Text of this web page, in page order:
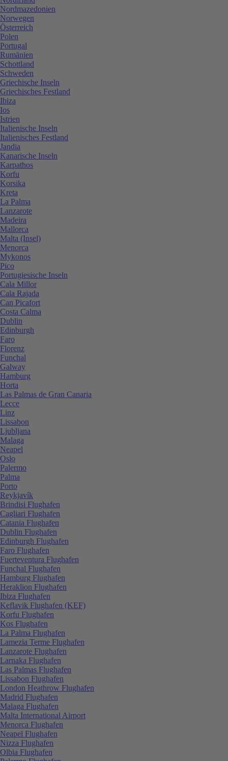
Nordmazedonien
Norwegen
Österreich
Polen
Portugal
Rumänien
Schottland
Schweden
Griechische Inseln
Griechisches Festland
Ibiza
Ios
Istrien
Italienische Inseln
Italienisches Festland
Jandia
Kanarische Inseln
Karpathos
Korfu
Korsika
Kreta
La Palma
Lanzarote
Madeira
Mallorca
Malta (Insel)
Menorca
Mykonos
Pico
Portugiesische Inseln
Cala Millor
Cala Rajada
Can Picafort
Costa Calma
Dublin
Edinburgh
Faro
Florenz
Funchal
Galway
Hamburg
Horta
Las Palmas de Gran Canaria
Lecce
Linz
Lissabon
Ljubljana
Malaga
Neapel
Oslo
Palermo
Palma
Porto
Reykjavík
Brindisi Flughafen
Cagliari Flughafen
Catania Flughafen
Dublin Flughafen
Edinburgh Flughafen
Faro Flughafen
Fuerteventura Flughafen
Funchal Flughafen
Hamburg Flughafen
Heraklion Flughafen
Ibiza Flughafen
Keflavik Flughafen (KEF)
Korfu Flughafen
Kos Flughafen
La Palma Flughafen
Lamezia Terme Flughafen
Lanzarote Flughafen
Larnaka Flughafen
Las Palmas Flughafen
Lissabon Flughafen
London Heathrow Flughafen
Madrid Flughafen
Malaga Flughafen
Malta International Airport
Menorca Flughafen
Neapel Flughafen
Nizza Flughafen
Olbia Flughafen